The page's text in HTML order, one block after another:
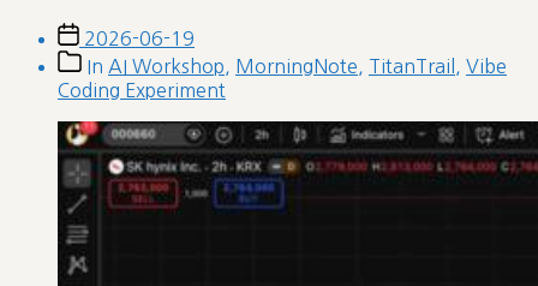
Post
date
2026-06-19
Post
categories
In AI Workshop MorningNote TitanTrail
Vibe
Coding Experiment